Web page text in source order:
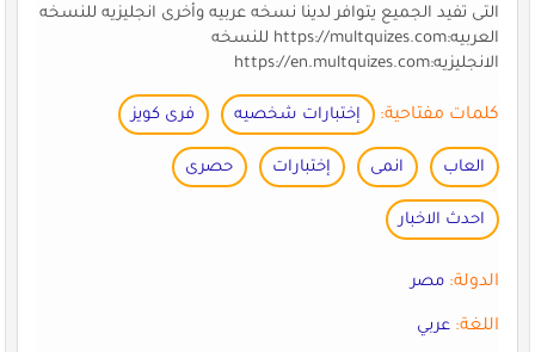
التى تفيد الجميع يتوافر لدينا نسخه عربيه وأخرى انجليزيه للنسخه
العربيه:https://multquizes.com للنسخه
الانجليزيه:https://en.multquizes.com
كلمات مفتاحية: إختبارات شخصيه فرى كويز
العاب انمى إختبارات حصرى
احدث الاخبار
الدولة: مصر
اللغة: عربي